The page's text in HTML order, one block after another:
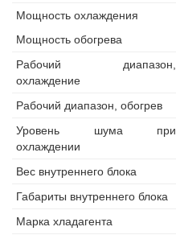
Мощность охлаждения
Мощность обогрева
Рабочий диапазон,
охлаждение
Рабочий диапазон, обогрев
Уровень шума при
охлаждении
Вес внутреннего блока
Габариты внутреннего блока
Марка хладагента